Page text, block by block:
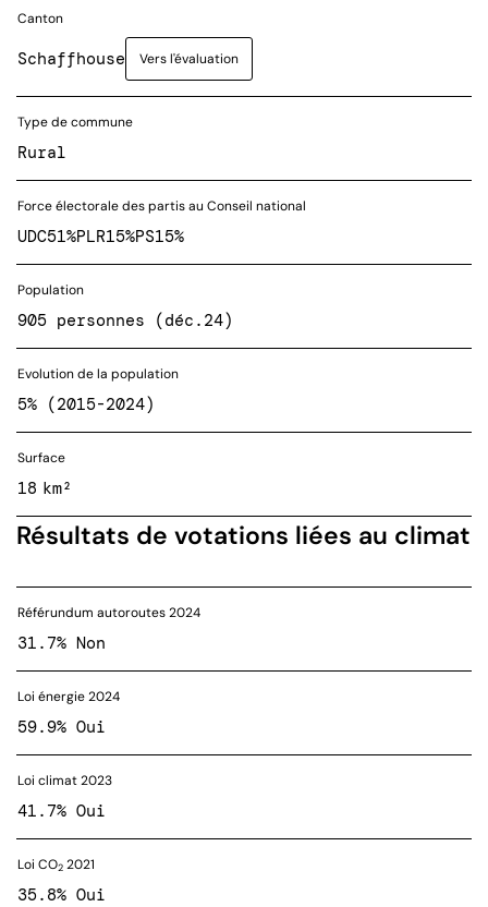
Canton
Schaffhouse Vers l'évaluation
Type de commune
Rural
Force électorale des partis au Conseil national
UDC51%PLR15%PS15%
Population
905 personnes (déc.24)
Evolution de la population
5% (2015-2024)
Surface
18 km²
Résultats de votations liées au climat
Référundum autoroutes 2024
31.7% Non
Loi énergie 2024
59.9% Oui
Loi climat 2023
41.7% Oui
Loi CO2 2021
35.8% Oui